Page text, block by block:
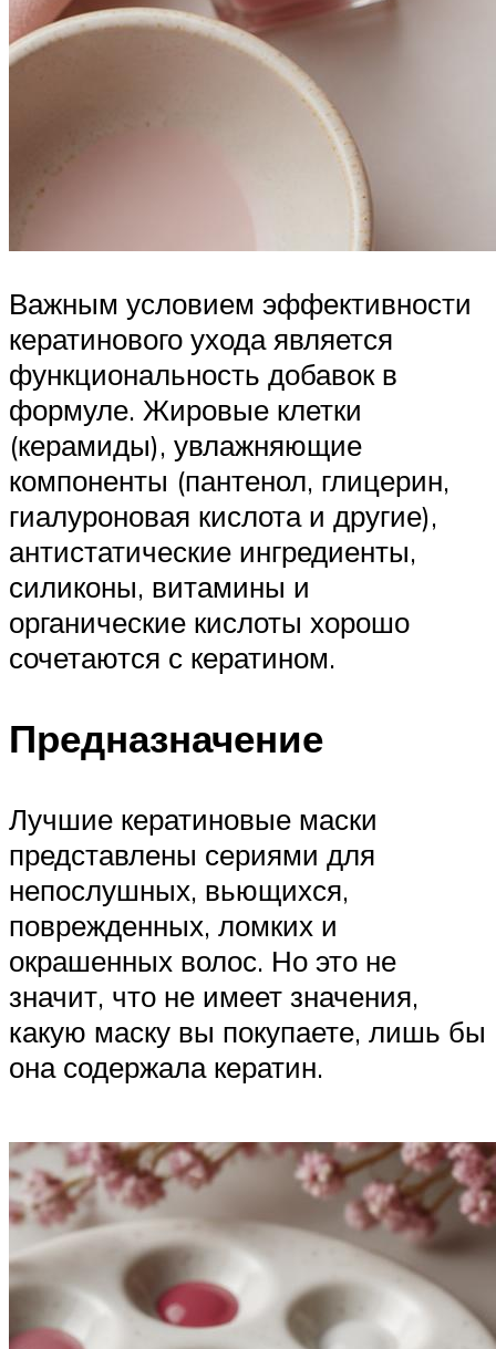
Важным условием эффективности
кератинового ухода является
функциональность добавок в
формуле. Жировые клетки
(керамиды), увлажняющие
компоненты (пантенол, глицерин,
гиалуроновая кислота и другие),
антистатические ингредиенты,
силиконы, витамины и
органические кислоты хорошо
сочетаются с кератином.
Предназначение
Лучшие кератиновые маски
представлены сериями для
непослушных, вьющихся,
поврежденных, ломких и
окрашенных волос. Но это не
значит, что не имеет значения,
какую маску вы покупаете, лишь бы
она содержала кератин.